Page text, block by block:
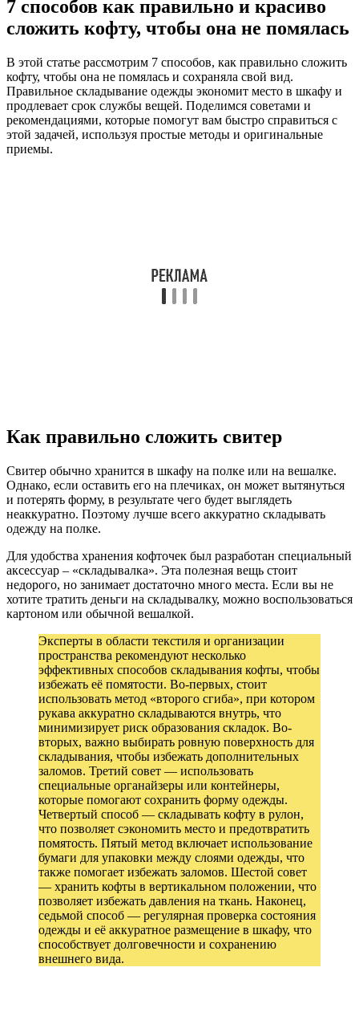
7 способов как правильно и красиво
сложить кофту, чтобы она не помялась
В этой статье рассмотрим 7 способов, как правильно сложить
кофту, чтобы она не помялась и сохраняла свой вид.
Правильное складывание одежды экономит место в шкафу и
продлевает срок службы вещей. Поделимся советами и
рекомендациями, которые помогут вам быстро справиться с
этой задачей, используя простые методы и оригинальные
приемы.
Как правильно сложить свитер
Свитер обычно хранится в шкафу на полке или на вешалке.
Однако, если оставить его на плечиках, он может вытянуться
и потерять форму, в результате чего будет выглядеть
неаккуратно. Поэтому лучше всего аккуратно складывать
одежду на полке.
Для удобства хранения кофточек был разработан специальный
аксессуар – «складывалка». Эта полезная вещь стоит
недорого, но занимает достаточно много места. Если вы не
хотите тратить деньги на складывалку, можно воспользоваться
картоном или обычной вешалкой.
Эксперты в области текстиля и организации
пространства рекомендуют несколько
эффективных способов складывания кофты, чтобы
избежать её помятости. Во-первых, стоит
использовать метод «второго сгиба», при котором
рукава аккуратно складываются внутрь, что
минимизирует риск образования складок. Во-
вторых, важно выбирать ровную поверхность для
складывания, чтобы избежать дополнительных
заломов. Третий совет — использовать
специальные органайзеры или контейнеры,
которые помогают сохранить форму одежды.
Четвертый способ — складывать кофту в рулон,
что позволяет сэкономить место и предотвратить
помятость. Пятый метод включает использование
бумаги для упаковки между слоями одежды, что
также помогает избежать заломов. Шестой совет
— хранить кофты в вертикальном положении, что
позволяет избежать давления на ткань. Наконец,
седьмой способ — регулярная проверка состояния
одежды и её аккуратное размещение в шкафу, что
способствует долговечности и сохранению
внешнего вида.